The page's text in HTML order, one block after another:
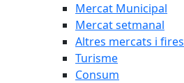
Mercat Municipal
Mercat setmanal
Altres mercats i fires
Turisme
Consum